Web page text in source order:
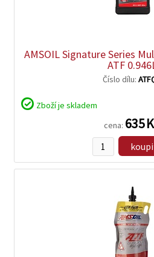
AMSOIL Signature Series
ATF
cena: 635
Číslo dílu:
Zboží je skladem
zobrazit